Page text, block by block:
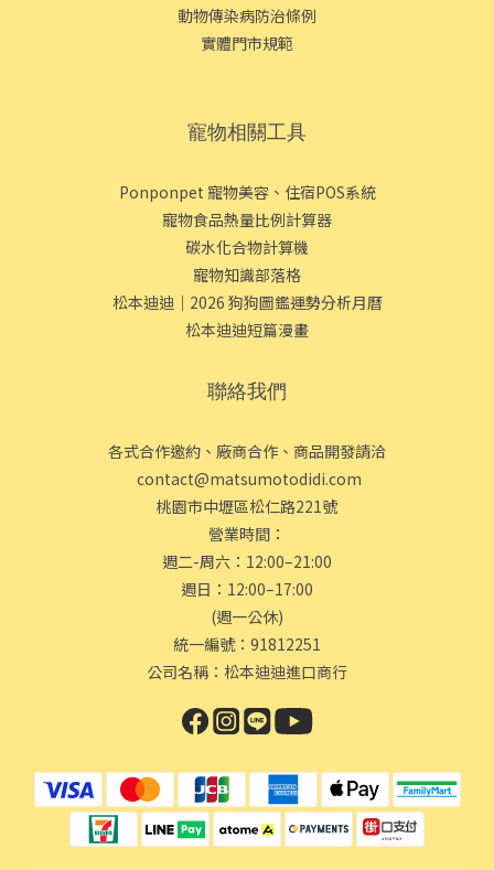
動物傳染病防治條例
實體門市規範
寵物相關工具
Ponponpet 寵物美容、住宿POS系統
寵物食品熱量比例計算器
碳水化合物計算機
寵物知識部落格
松本迪迪｜2026 狗狗圖鑑運勢分析月曆
松本迪迪短篇漫畫
聯絡我們
各式合作邀約、廠商合作、商品開發請洽
contact@matsumotodidi.com
桃園市中壢區松仁路221號
營業時間：
週二-周六：12:00–21:00
週日：12:00–17:00
(週一公休)
統一編號：91812251
公司名稱：松本迪迪進口商行